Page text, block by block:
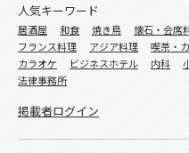
人気キーワード
居酒屋 和食 焼き鳥 懐石・会席
フランス料理
アジア料理 喫茶・
カラオケ
ビジネスホテル 内科
法律事務所
掲載者ログイン